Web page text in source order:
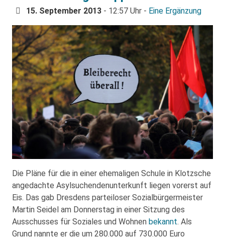
15. September 2013 - 12:57 Uhr - Eine Ergänzung
Die Pläne für die in einer ehemaligen Schule in Klotzsche
angedachte Asylsuchendenunterkunft liegen vorerst auf
Eis. Das gab Dresdens parteiloser Sozialbürgermeister
Martin Seidel am Donnerstag in einer Sitzung des
Ausschusses für Soziales und Wohnen bekannt. Als
Grund nannte er die um 280.000 auf 730.000 Euro